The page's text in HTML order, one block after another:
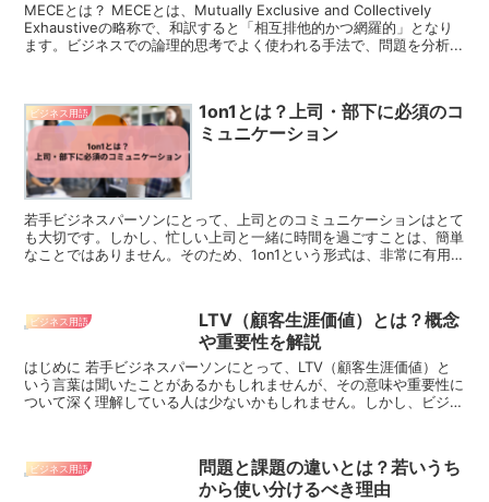
MECEとは？ MECEとは、Mutually Exclusive and Collectively
Exhaustiveの略称で、和訳すると「相互排他的かつ網羅的」となり
ます。ビジネスでの論理的思考でよく使われる手法で、問題を分析...
ビジネス用語
1on1とは？上司・部下に必須のコ
ミュニケーション
若手ビジネスパーソンにとって、上司とのコミュニケーションはとて
も大切です。しかし、忙しい上司と一緒に時間を過ごすことは、簡単
なことではありません。そのため、1on1という形式は、非常に有用
ビジネス用語
LTV（顧客生涯価値）とは？概念
や重要性を解説
はじめに 若手ビジネスパーソンにとって、LTV（顧客生涯価値）と
いう言葉は聞いたことがあるかもしれませんが、その意味や重要性に
ついて深く理解している人は少ないかもしれません。しかし、ビジネ
ビジネス用語
問題と課題の違いとは？若いうち
から使い分けるべき理由